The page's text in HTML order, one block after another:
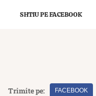
SHTIU PE FACEBOOK
Trimite pe: FACEBOOK